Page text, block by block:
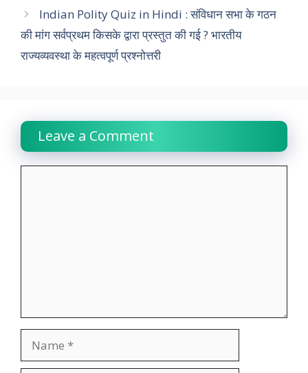
o
k
p
p
r
I
n
a
m
n
k
Indian Polity Quiz in Hindi : संविधान सभा के गठन
की मांग सर्वप्रथम किसके द्वारा प्रस्तुत की गई ? भारतीय
राज्यव्यवस्था के महत्वपूर्ण प्रश्नोत्तरी
Leave a Comment